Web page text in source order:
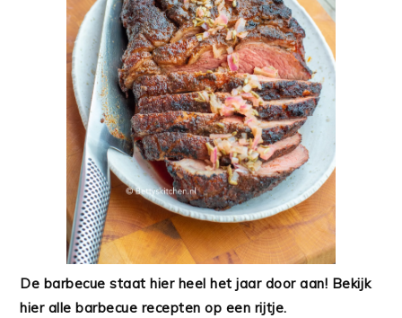
De barbecue staat hier heel het jaar door aan! Bekijk
hier alle barbecue recepten op een rijtje.